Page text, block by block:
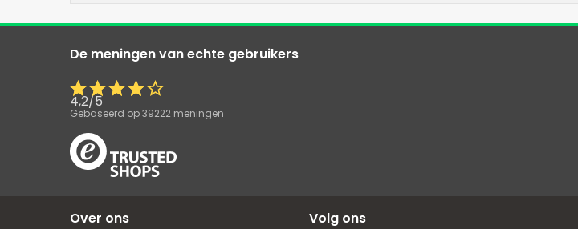
De meningen van echte gebruikers
4,2/5
Gebaseerd op39222 meningen
Over ons Volg ons